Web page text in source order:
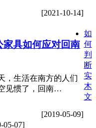
[2021-10-14]
家具如何应对回南
，生活在南方的人们
见惯了，回南…
[2019-05-09]
如
何
判
断
实
木
文
05-07]